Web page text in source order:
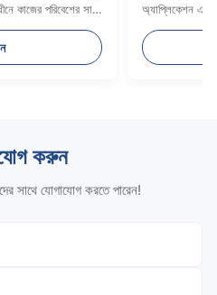
এবং প্রতিস্থাপন সহজেই করা যেতে পারে
করুন
সাথে যোগাযোগ করতে পারেন!